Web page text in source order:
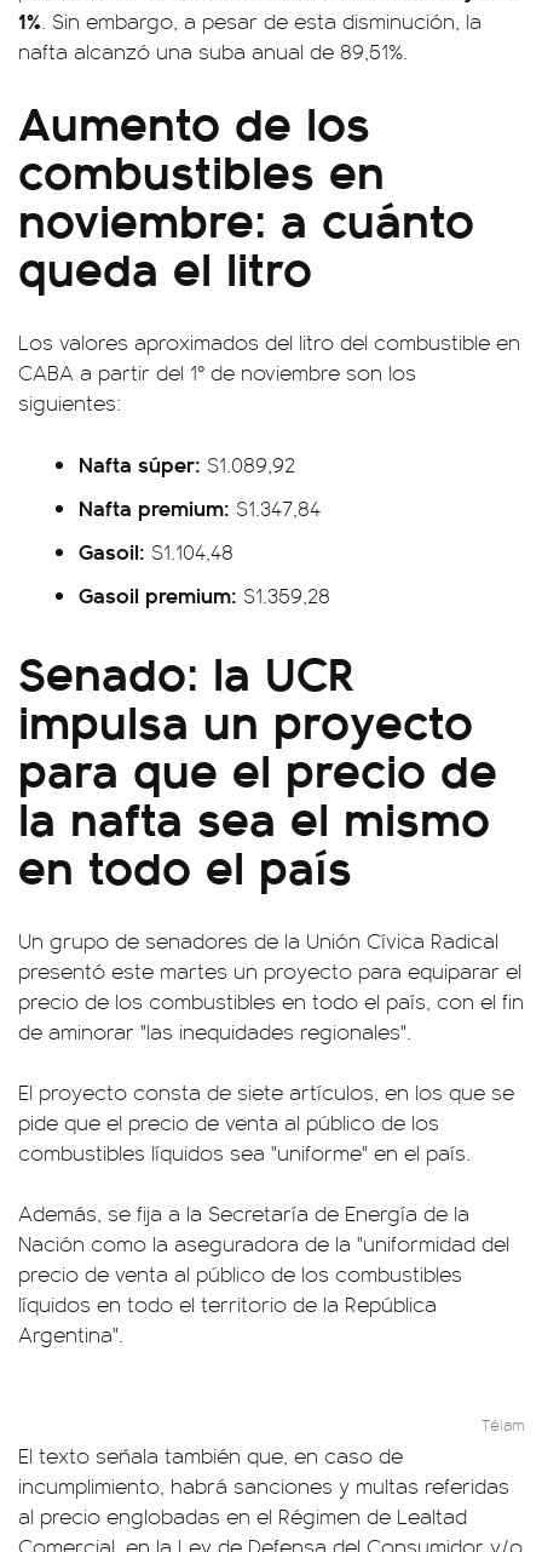
1%. Sin embargo, a pesar de esta disminución, la
nafta alcanzó una suba anual de 89,51%.
Aumento de los
combustibles en
noviembre: a cuánto
queda el litro
Los valores aproximados del litro del combustible en
CABA a partir del 1° de noviembre son los
siguientes:
Nafta súper: $1.089,92
Nafta premium: $1.347,84
Gasoil: $1.104,48
Gasoil premium: $1.359,28
Senado: la UCR
impulsa un proyecto
para que el precio de
la nafta sea el mismo
en todo el país
Un grupo de senadores de la Unión Cívica Radical
presentó este martes un proyecto para equiparar el
precio de los combustibles en todo el país, con el fin
de aminorar "las inequidades regionales".
El proyecto consta de siete artículos, en los que se
pide que el precio de venta al público de los
combustibles líquidos sea "uniforme" en el país.
Además, se fija a la Secretaría de Energía de la
Nación como la aseguradora de la "uniformidad del
precio de venta al público de los combustibles
líquidos en todo el territorio de la República
Argentina".
Télam
El texto señala también que, en caso de
incumplimiento, habrá sanciones y multas referidas
al precio englobadas en el Régimen de Lealtad
Comercial, en la Ley de Defensa del Consumidor y/o